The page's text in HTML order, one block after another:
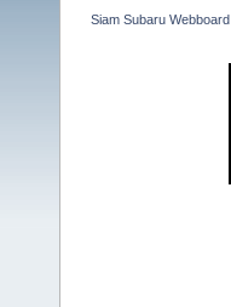
Siam Subaru Webboard